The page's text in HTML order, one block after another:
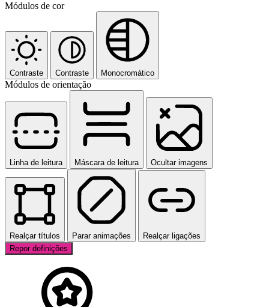
Módulos de cor
Contraste Contraste Monocromático
Módulos de orientação
Linha de leitura Máscara de leitura Ocultar imagens
Realçar títulos Parar animações
Realçar ligações
Repor definições